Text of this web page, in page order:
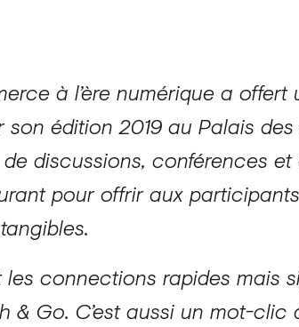
à l’ère numérique a
édition 2019 au Palais
discussions, conférences
pour offrir aux
les connections rapides mais
& Go. C’est aussi un mot-clic